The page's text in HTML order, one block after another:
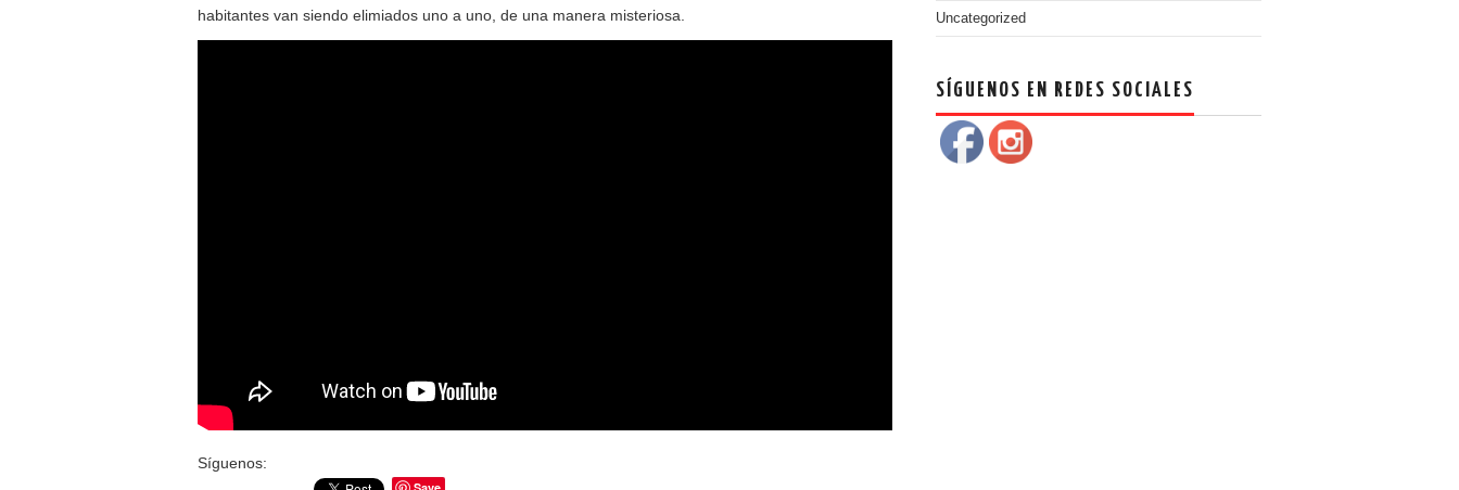
habitantes van siendo elimiados uno a uno, de una manera misteriosa.
Síguenos:
Uncategorized
SÍGUENOS EN REDES SOCIALES